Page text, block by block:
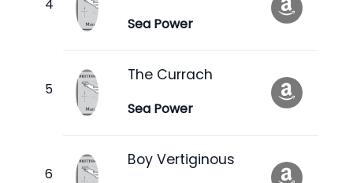
Sea Power
The Currach
Sea Power
Boy Vertiginous